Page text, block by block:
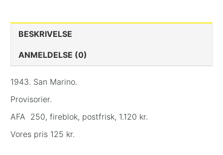
BESKRIVELSE
ANMELDELSE (0)
1943. San Marino.
Provisorier.
AFA 250, fireblok, postfrisk, 1.120 kr.
Vores pris 125 kr.